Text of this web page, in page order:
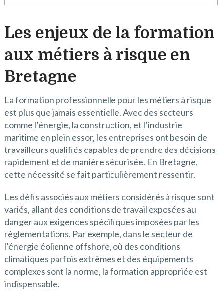
Les enjeux de la formation
aux métiers à risque en
Bretagne
La formation professionnelle pour les métiers à risque
est plus que jamais essentielle. Avec des secteurs
comme l’énergie, la construction, et l’industrie
maritime en plein essor, les entreprises ont besoin de
travailleurs qualifiés capables de prendre des décisions
rapidement et de manière sécurisée. En Bretagne,
cette nécessité se fait particulièrement ressentir.
Les défis associés aux métiers considérés à risque sont
variés, allant des conditions de travail exposées au
danger aux exigences spécifiques imposées par les
réglementations. Par exemple, dans le secteur de
l’énergie éolienne offshore, où des conditions
climatiques parfois extrêmes et des équipements
complexes sont la norme, la formation appropriée est
indispensable.